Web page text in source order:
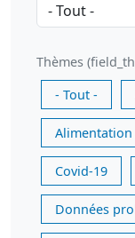
Thèmes
- Tout -
Covid-19
Données